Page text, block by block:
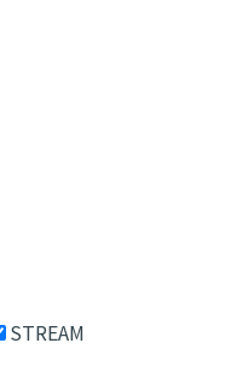
STREAM